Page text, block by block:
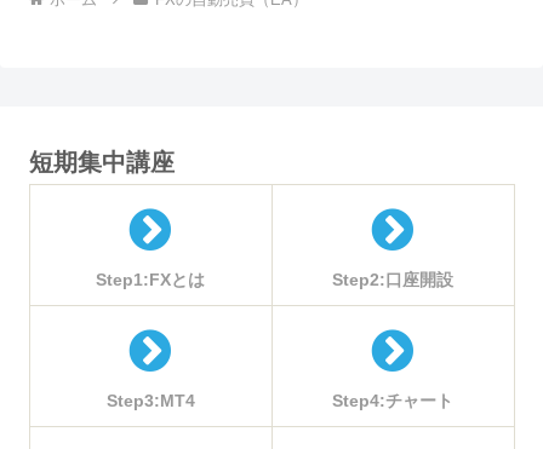
短期集中講座
Step1:FXとは Step2:口座開設
Step3:MT4 Step4:チャート